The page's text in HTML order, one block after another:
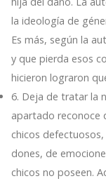
la ideología de
Es más, según la
y que pierda esos
hicieron lograron
6. Deja de tratar la
apartado reconoce
chicos
dones, de
chicos no poseen.